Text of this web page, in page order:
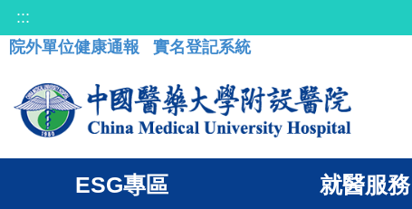
:::
院外單位健康通報
實名登記系統
ESG專區 就醫服務